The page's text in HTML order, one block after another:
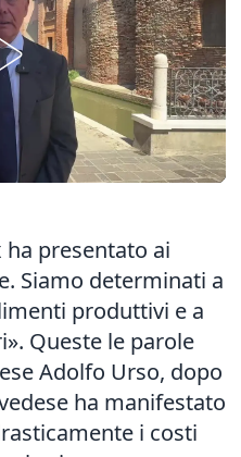
presentato ai
Siamo determinati a
produttivi e a
Queste le parole
Adolfo Urso, dopo
ha manifestato
i costi